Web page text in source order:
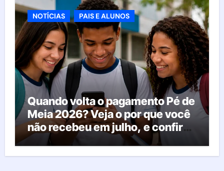
NOTÍCIAS PAIS E ALUNOS
Quando volta o pagamento Pé de
Meia 2026? Veja o por que você
não recebeu em julho, e confira
o calendário oficial